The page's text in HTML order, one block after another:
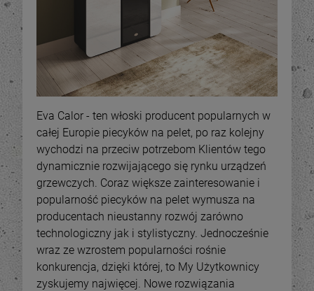
Eva Calor - ten włoski producent popularnych w
całej Europie piecyków na pelet, po raz kolejny
wychodzi na przeciw potrzebom Klientów tego
dynamicznie rozwijającego się rynku urządzeń
grzewczych. Coraz większe zainteresowanie i
popularność piecyków na pelet wymusza na
producentach nieustanny rozwój zarówno
technologiczny jak i stylistyczny. Jednocześnie
wraz ze wzrostem popularności rośnie
konkurencja, dzięki której, to My Użytkownicy
zyskujemy najwięcej. Nowe rozwiązania